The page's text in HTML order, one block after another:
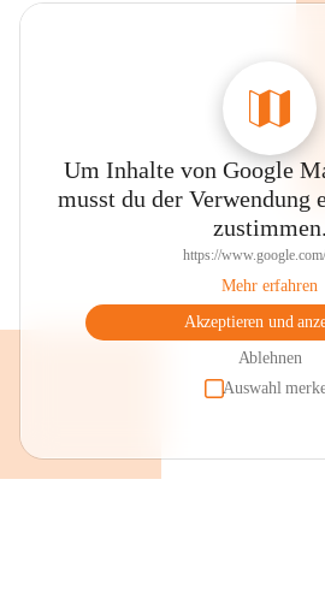
Um Inhalte von Google
musst du der Verwendung
zustimmen.
https://
Mehr erfahren
Akzeptieren und
Ablehnen
Auswahl